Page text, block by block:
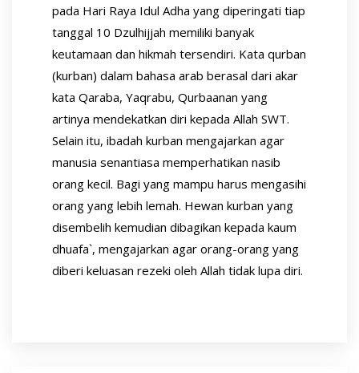
pada Hari Raya Idul Adha yang diperingati tiap
tanggal 10 Dzulhijjah memiliki banyak
keutamaan dan hikmah tersendiri. Kata qurban
(kurban) dalam bahasa arab berasal dari akar
kata Qaraba, Yaqrabu, Qurbaanan yang
artinya mendekatkan diri kepada Allah SWT.
Selain itu, ibadah kurban mengajarkan agar
manusia senantiasa memperhatikan nasib
orang kecil. Bagi yang mampu harus mengasihi
orang yang lebih lemah. Hewan kurban yang
disembelih kemudian dibagikan kepada kaum
dhuafa`, mengajarkan agar orang-orang yang
diberi keluasan rezeki oleh Allah tidak lupa diri.